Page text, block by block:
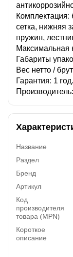
Комплектация:
сетка, нижняя
пружин,
Максимальная
Габариты
Вес нетто /
Гарантия: 1 год.
Название
Раздел
Бренд
Артикул
Код
производителя
товара (MPN)
Короткое
описание